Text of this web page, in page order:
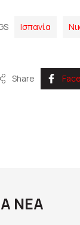
Ισπανία
Share
ΝΕΑ